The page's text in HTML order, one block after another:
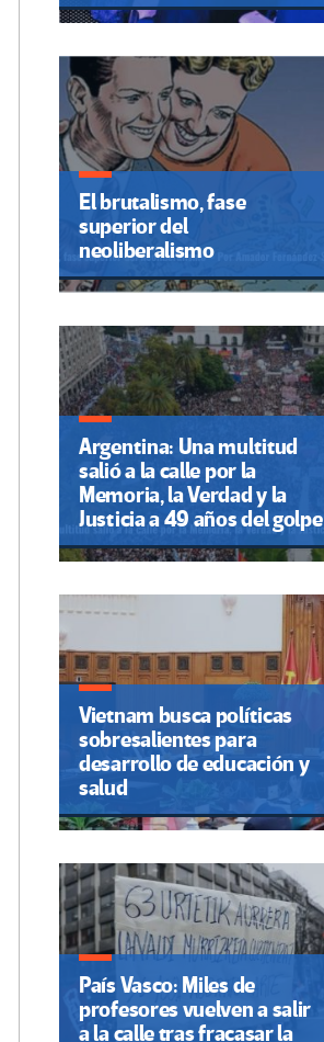
El brutalismo, fase
superior del
neoliberalismo
Argentina: Una multitud
salió a la calle por la
Memoria, la Verdad y la
Justicia a 49 años del golpe
Vietnam busca políticas
sobresalientes para
desarrollo de educación y
salud
País Vasco: Miles de
profesores vuelven a salir
a la calle tras fracasar la